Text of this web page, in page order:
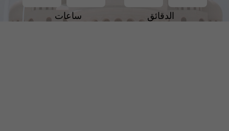
ساعات الدقائق